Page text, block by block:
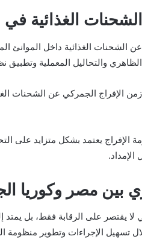
الغذائية
عن الشحنات الغذائية داخل الموانئ
والتحاليل المعملية وتطبيق
الإفراج الجمركي عن الشحنات
الإفراج يعتمد بشكل متزايد على
بين مصر وكوريا
لا يقتصر على الرقابة فقط، بل
تسهيل الإجراءات وتطوير منظومة